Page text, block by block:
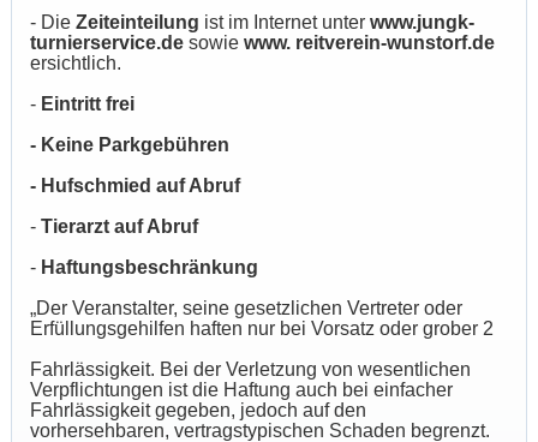
- Die Zeiteinteilung ist im Internet unter www.jungk-
turnierservice.de sowie www. reitverein-wunstorf.de
ersichtlich.
- Eintritt frei
- Keine Parkgebühren
- Hufschmied auf Abruf
- Tierarzt auf Abruf
- Haftungsbeschränkung
„Der Veranstalter, seine gesetzlichen Vertreter oder
Erfüllungsgehilfen haften nur bei Vorsatz oder grober 2
Fahrlässigkeit. Bei der Verletzung von wesentlichen
Verpflichtungen ist die Haftung auch bei einfacher
Fahrlässigkeit gegeben, jedoch auf den
vorhersehbaren, vertragstypischen Schaden begrenzt.